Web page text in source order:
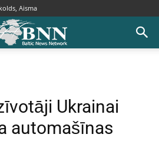
Aisma
Ukrainai
automašīnas